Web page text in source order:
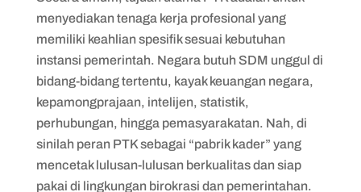
menyediakan tenaga kerja profesional yang
memiliki keahlian spesifik sesuai kebutuhan
instansi pemerintah. Negara butuh SDM unggul di
bidang-bidang tertentu, kayak keuangan negara,
kepamongprajaan, intelijen, statistik,
perhubungan, hingga pemasyarakatan. Nah, di
sinilah peran PTK sebagai “pabrik kader” yang
mencetak lulusan-lulusan berkualitas dan siap
pakai di lingkungan birokrasi dan pemerintahan.